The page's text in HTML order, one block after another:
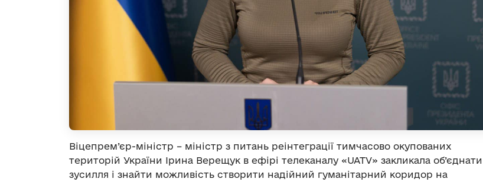
Віцепрем’єр-міністр – міністр з питань реінтеграції тимчасово окупованих
територій України Ірина Верещук в ефірі телеканалу «UATV» закликала об’єднати
зусилля і знайти можливість створити надійний гуманітарний коридор на